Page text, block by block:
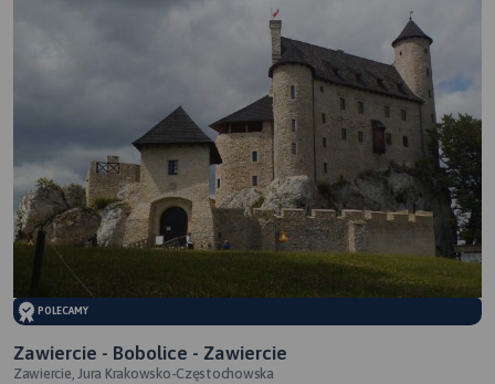
POLECAMY
Zawiercie - Bobolice - Zawiercie
Zawiercie, Jura Krakowsko-Częstochowska